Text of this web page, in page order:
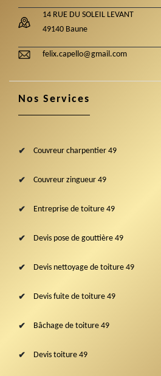
14 RUE DU SOLEIL LEVANT
49140 Baune
felix.capello@gmail.com
Nos Services
Couvreur charpentier 49
Couvreur zingueur 49
Entreprise de toiture 49
Devis pose de gouttière 49
Devis nettoyage de toiture 49
Devis fuite de toiture 49
Bâchage de toiture 49
Devis toiture 49